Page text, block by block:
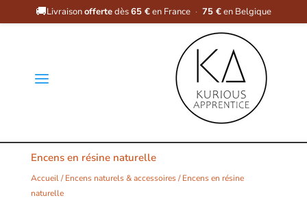
🚚Livraisonoffertedès65 €en France · 75 €en Belgique
a
Encens en résine naturelle
Accueil/Encens naturels & accessoires/ Encens en résine
naturelle